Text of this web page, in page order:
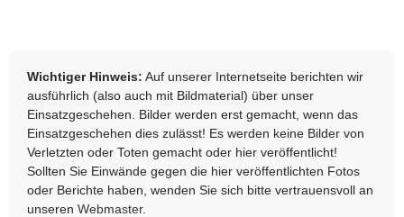
Wichtiger Hinweis: Auf unserer Internetseite berichten wir
ausführlich (also auch mit Bildmaterial) über unser
Einsatzgeschehen. Bilder werden erst gemacht, wenn das
Einsatzgeschehen dies zulässt! Es werden keine Bilder von
Verletzten oder Toten gemacht oder hier veröffentlicht!
Sollten Sie Einwände gegen die hier veröffentlichten Fotos
oder Berichte haben, wenden Sie sich bitte vertrauensvoll an
unseren Webmaster.